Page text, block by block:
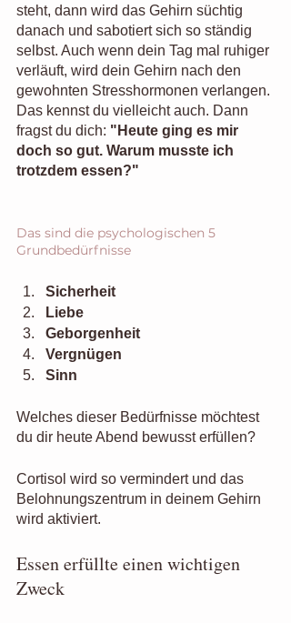
steht, dann wird das Gehirn süchtig
danach und sabotiert sich so ständig
selbst. Auch wenn dein Tag mal ruhiger
verläuft, wird dein Gehirn nach den
gewohnten Stresshormonen verlangen.
Das kennst du vielleicht auch. Dann
fragst du dich: "Heute ging es mir
doch so gut. Warum musste ich
trotzdem essen?"
Das sind die psychologischen 5
Grundbedürfnisse
Sicherheit
Liebe
Geborgenheit
Vergnügen
Sinn
Welches dieser Bedürfnisse möchtest
du dir heute Abend bewusst erfüllen?
Cortisol wird so vermindert und das
Belohnungszentrum in deinem Gehirn
wird aktiviert.
Essen erfüllte einen wichtigen
Zweck